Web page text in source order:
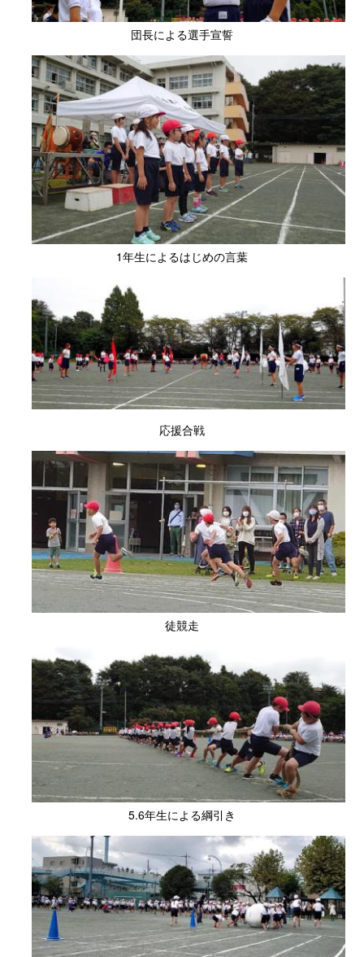
団長による選手宣誓
1年生によるはじめの言葉
応援合戦
徒競走
5.6年生による綱引き